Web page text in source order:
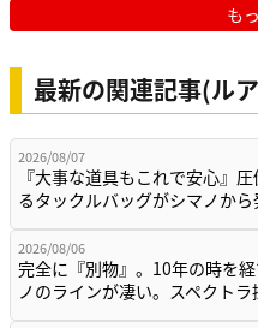
も
最新の関連記事(ル
2026/08/07
『大事な道具もこれで安心』
るタックルバッグがシマノか
2026/08/06
完全に『別物』。10年の時を
ノのラインが凄い。スペクト